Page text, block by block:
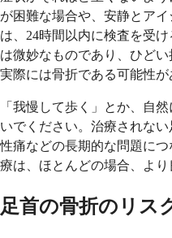
が困難な場合や、安静とア
は、24時間以内に検査を受
は微妙なものであり、ひど
実際には骨折である可能性が
「我慢して歩く」とか、自
いでください。治療されな
性痛などの長期的な問題に
療は、ほとんどの場合、より
足首の骨折のリス